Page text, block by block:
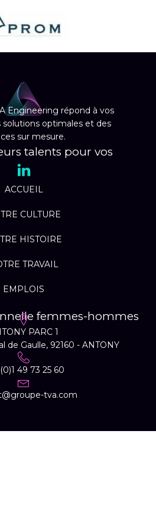
Engineering répond à vos
solutions optimales et des
sur mesure.
talents pour vos
ACCUEIL
CULTURE
HISTOIRE
TRAVAIL
EMPLOIS
femmes-hommes
PARC 1
de Gaulle, 92160 - ANTONY
49 73 25 60
tva.com